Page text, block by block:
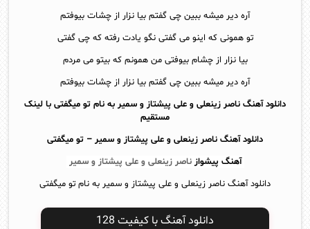
آره دیر میشه ببین چی گفتم بیا نزار از چشات بیوفتم
تو همونی که اینو می گفتی نگو یادت رفته که چی گفتی
بیا نزار از چشام بیوفتی من همونم که بیتو می مردم
آره دیر میشه ببین چی گفتم بیا نزار از چشات بیوفتم
دانلود آهنگ ناصر زینعلی و علی پیشتاز و سمیر به نام تو میگفتی با لینک
مستقیم
دانلود آهنگ ناصر زینعلی و علی پیشتاز و سمیر – تو میگفتی
آهنگ پیشواز ناصر زینعلی و علی پیشتاز و سمیر
دانلود آهنگ ناصر زینعلی و علی پیشتاز و سمیر به نام تو میگفتی
دانلود آهنگ با کیفیت 128